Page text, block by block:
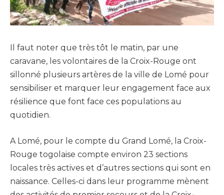
Il faut noter que très tôt le matin, par une
caravane, les volontaires de la Croix-Rouge ont
sillonné plusieurs artères de la ville de Lomé pour
sensibiliser et marquer leur engagement face aux
résilience que font face ces populations au
quotidien.
A Lomé, pour le compte du Grand Lomé, la Croix-
Rouge togolaise compte environ 23 sections
locales très actives et d’autres sections qui sont en
naissance. Celles-ci dans leur programme mènent